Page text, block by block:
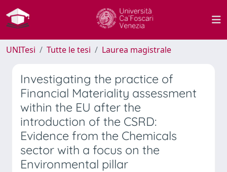
UNITesi Tutte le tesi Laurea magistrale
Investigating the practice of
Financial Materiality assessment
within the EU after the
introduction of the CSRD:
Evidence from the Chemicals
sector with a focus on the
Environmental pillar